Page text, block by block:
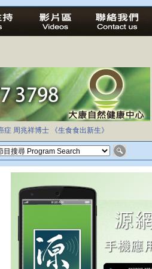
症 周兆祥博士 《生食食出新生》